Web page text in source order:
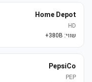
Home Depot
HD
שווי: 380B+
PepsiCo
PEP